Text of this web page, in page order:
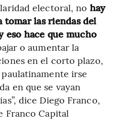
electoral, no hay
tomar las riendas del
eso hace que mucho
o aumentar la
en el corto plazo,
irse
en que se vayan
dice Diego Franco,
Franco Capital